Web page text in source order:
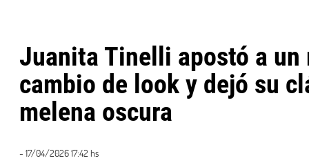
Juanita Tinelli apostó a un
cambio de look y dejó su
melena oscura
- 17/04/2026 17:42 hs